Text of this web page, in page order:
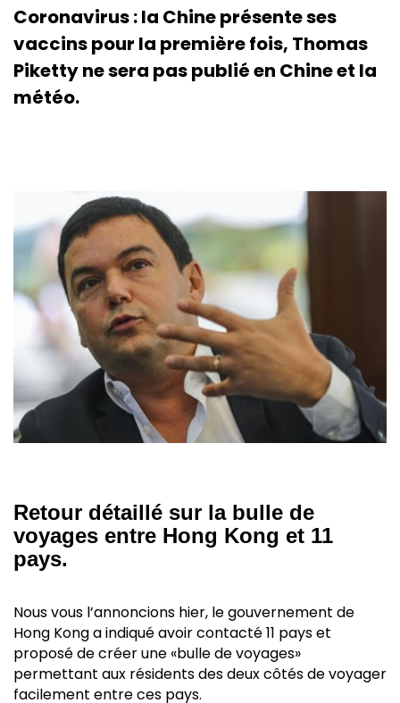
Coronavirus : la Chine présente ses
vaccins pour la première fois, Thomas
Piketty ne sera pas publié en Chine et la
météo.
Retour détaillé sur la bulle de
voyages entre Hong Kong et 11
pays.
Nous vous l’annoncions hier, le gouvernement de
Hong Kong a indiqué avoir contacté 11 pays et
proposé de créer une «bulle de voyages»
permettant aux résidents des deux côtés de voyager
facilement entre ces pays.